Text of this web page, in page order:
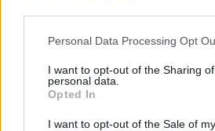
Please note that this website/app
not limited to your visit or usage
grant or deny consent to Google and
use your data for below specified
consent section.
Personal Data Processing Opt
I want to opt-out of the Sharing
personal data.
Opted In
I want to opt-out of the Sale of my
Πιο
Μητσοτάκης στην
για την ηλεκτρική
Κύπρου: «Ισχυρή ψήφος